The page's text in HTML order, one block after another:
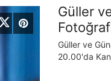
Güller
Güller ve
20.00'da